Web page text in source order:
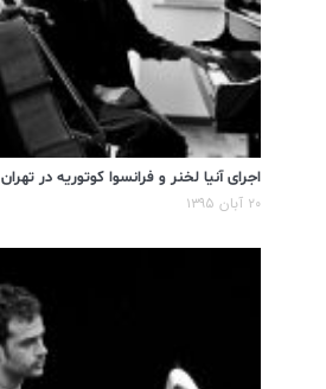
اجرای آنیا لخنر و فرانسوا کوتوریه در تهران
۲۰ آبان ۱۳۹۵